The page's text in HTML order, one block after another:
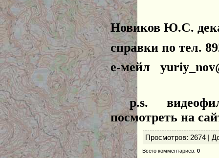
Новиков Ю.С.
справки по тел.
е-мейл
p.s.
посмотреть на
Просмотров: 2674 |
Всего комментариев: 0